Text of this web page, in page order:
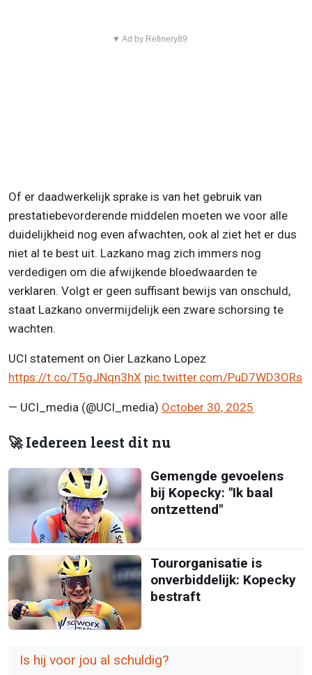
▼ Ad by Refinery89
Of er daadwerkelijk sprake is van het gebruik van
prestatiebevorderende middelen moeten we voor alle
duidelijkheid nog even afwachten, ook al ziet het er dus
niet al te best uit. Lazkano mag zich immers nog
verdedigen om die afwijkende bloedwaarden te
verklaren. Volgt er geen suffisant bewijs van onschuld,
staat Lazkano onvermijdelijk een zware schorsing te
wachten.
UCI statement on Oier Lazkano Lopez
https://t.co/T5gJNqn3hX pic.twitter.com/PuD7WD3ORs
— UCI_media (@UCI_media) October 30, 2025
🚀 Iedereen leest dit nu
Gemengde gevoelens
bij Kopecky: "Ik baal
ontzettend"
Tourorganisatie is
onverbiddelijk: Kopecky
bestraft
Is hij voor jou al schuldig?